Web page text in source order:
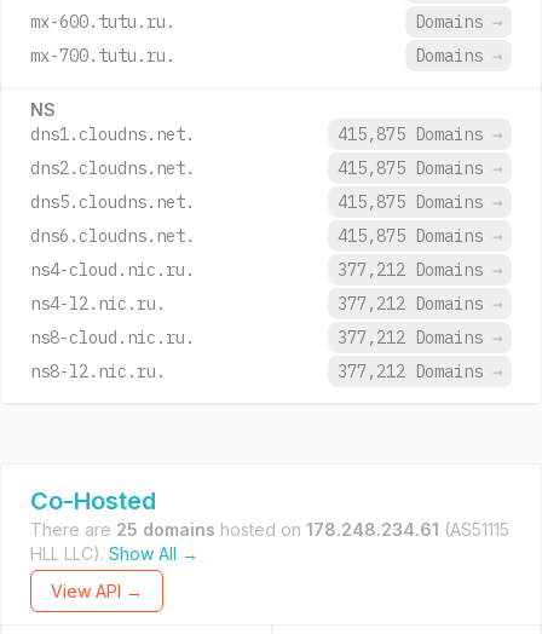
mx-600.tutu.ru.
Domains →
mx-700.tutu.ru.
Domains →
NS
dns1.cloudns.net. 415,875 Domains →
dns2.cloudns.net.
415,875 Domains →
dns5.cloudns.net.
415,875 Domains →
dns6.cloudns.net.
415,875 Domains →
ns4-cloud.nic.ru.
377,212 Domains →
ns4-l2.nic.ru.
377,212 Domains →
ns8-cloud.nic.ru.
377,212 Domains →
ns8-l2.nic.ru.
377,212 Domains →
Co-Hosted
There are 25 domains hosted on 178.248.234.61 (AS51115
HLL LLC). Show All →
View API →